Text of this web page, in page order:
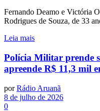
Fernando Deamo e Victória
Rodrigues de Souza, de 33
Leia mais
Polícia Militar prende
apreende R$ 11,3 mil
por Rádio Aruanã
8 de julho de 2026
0